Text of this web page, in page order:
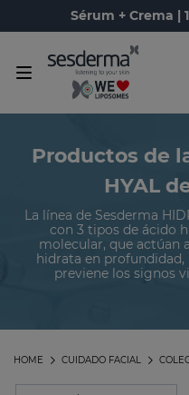
Sérum + Crema |
Productos de
HYAL
La línea de Sesderma
con 3 tipos de ácido
molecular, que actúan
hidrata en
previene los signos
CUIDADO FACIAL
HOME